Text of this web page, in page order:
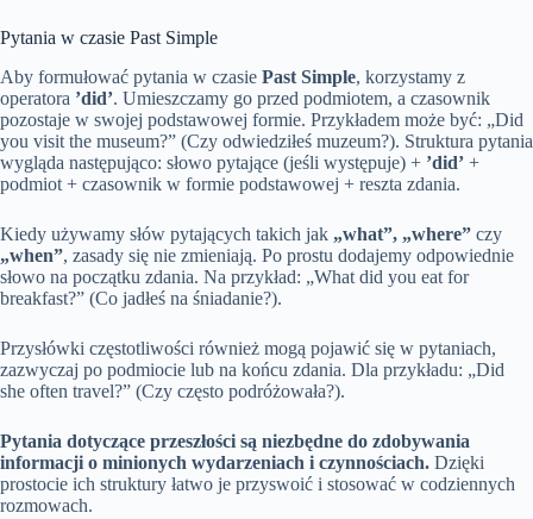
Pytania w czasie Past Simple
Aby formułować pytania w czasie Past Simple, korzystamy z
operatora ’did’. Umieszczamy go przed podmiotem, a czasownik
pozostaje w swojej podstawowej formie. Przykładem może być: „Did
you visit the museum?” (Czy odwiedziłeś muzeum?). Struktura pytania
wygląda następująco: słowo pytające (jeśli występuje) + ’did’ +
podmiot + czasownik w formie podstawowej + reszta zdania.
Kiedy używamy słów pytających takich jak „what”, „where” czy
„when”, zasady się nie zmieniają. Po prostu dodajemy odpowiednie
słowo na początku zdania. Na przykład: „What did you eat for
breakfast?” (Co jadłeś na śniadanie?).
Przysłówki częstotliwości również mogą pojawić się w pytaniach,
zazwyczaj po podmiocie lub na końcu zdania. Dla przykładu: „Did
she often travel?” (Czy często podróżowała?).
Pytania dotyczące przeszłości są niezbędne do zdobywania
informacji o minionych wydarzeniach i czynnościach. Dzięki
prostocie ich struktury łatwo je przyswoić i stosować w codziennych
rozmowach.